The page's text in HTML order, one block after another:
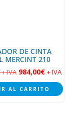
DE CINTA
MERCINT 210
+ IVA 984,00€ + IVA
AL CARRITO